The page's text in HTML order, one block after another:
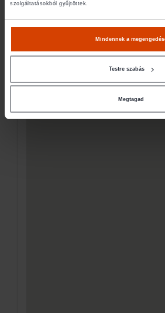
szolgáltatásokból gyűjtöttek.
Mindennek a
Testre szabás
Megtagad
2310 Szigetszentmiklós Áti sziget